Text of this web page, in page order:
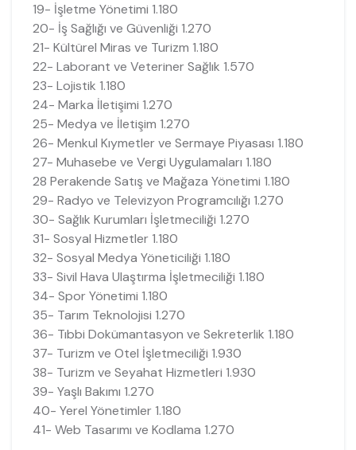
19- İşletme Yönetimi 1.180
20- İş Sağlığı ve Güvenliği 1.270
21- Kültürel Miras ve Turizm 1.180
22- Laborant ve Veteriner Sağlık 1.570
23- Lojistik 1.180
24- Marka İletişimi 1.270
25- Medya ve İletişim 1.270
26- Menkul Kıymetler ve Sermaye Piyasası 1.180
27- Muhasebe ve Vergi Uygulamaları 1.180
28 Perakende Satış ve Mağaza Yönetimi 1.180
29- Radyo ve Televizyon Programcılığı 1.270
30- Sağlık Kurumları İşletmeciliği 1.270
31- Sosyal Hizmetler 1.180
32- Sosyal Medya Yöneticiliği 1.180
33- Sivil Hava Ulaştırma İşletmeciliği 1.180
34- Spor Yönetimi 1.180
35- Tarım Teknolojisi 1.270
36- Tıbbi Dokümantasyon ve Sekreterlik 1.180
37- Turizm ve Otel İşletmeciliği 1.930
38- Turizm ve Seyahat Hizmetleri 1.930
39- Yaşlı Bakımı 1.270
40- Yerel Yönetimler 1.180
41- Web Tasarımı ve Kodlama 1.270